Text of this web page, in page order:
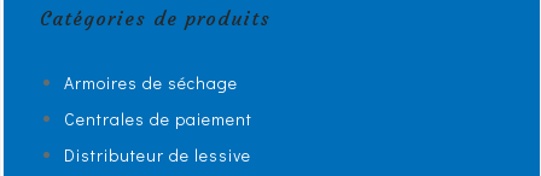
Catégories de produits
Armoires de séchage
Centrales de paiement
Distributeur de lessive